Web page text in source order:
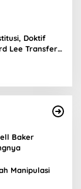
Doktif
Lee Transfer
Baker
Manipulasi